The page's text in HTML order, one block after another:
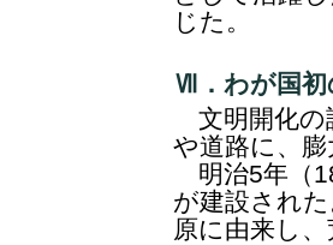
じた。
Ⅶ．わが国初
文明開化の
や道路に、
明治5年（
が建設され
原に由来し